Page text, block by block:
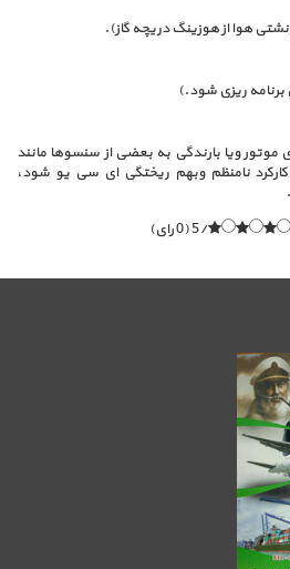
ویا بارندگی به بعضی از سنسوها مانند
نامنظم وبهم ریختگی ای سی یو شود،
/5 (0 رای)